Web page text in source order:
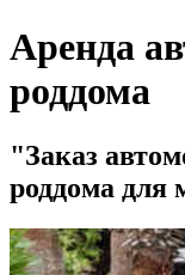
Аренда
роддома
Заказ
роддома